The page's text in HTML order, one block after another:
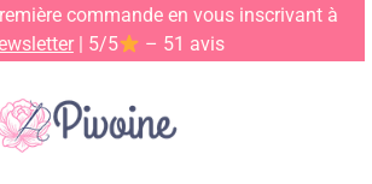
commande en vous inscrivant à
| 5/5 – 51 avis